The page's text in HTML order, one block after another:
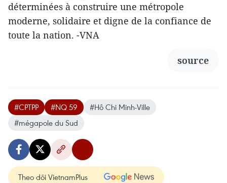
déterminées à construire une métropole
moderne, solidaire et digne de la confiance de
toute la nation. -VNA
source
#CPTPP #NQ 59
#Hô Chi Minh-Ville
#mégapole du Sud
Theo dõi VietnamPlus